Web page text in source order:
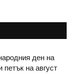
ден на
на август